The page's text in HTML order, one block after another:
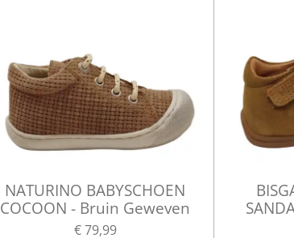
NATURINO BABYSCHOEN
COCOON - Bruin Geweven
€ 79,99